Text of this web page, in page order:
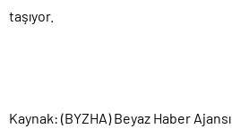
taşıyor.
Kaynak: (BYZHA) Beyaz Haber Ajansı